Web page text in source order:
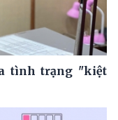
tình trạng "kiệt